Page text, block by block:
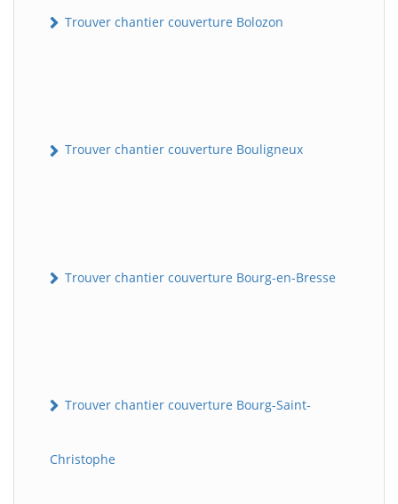
Trouver chantier couverture Bolozon
Trouver chantier couverture Bouligneux
Trouver chantier couverture Bourg-en-Bresse
Trouver chantier couverture Bourg-Saint-
Christophe